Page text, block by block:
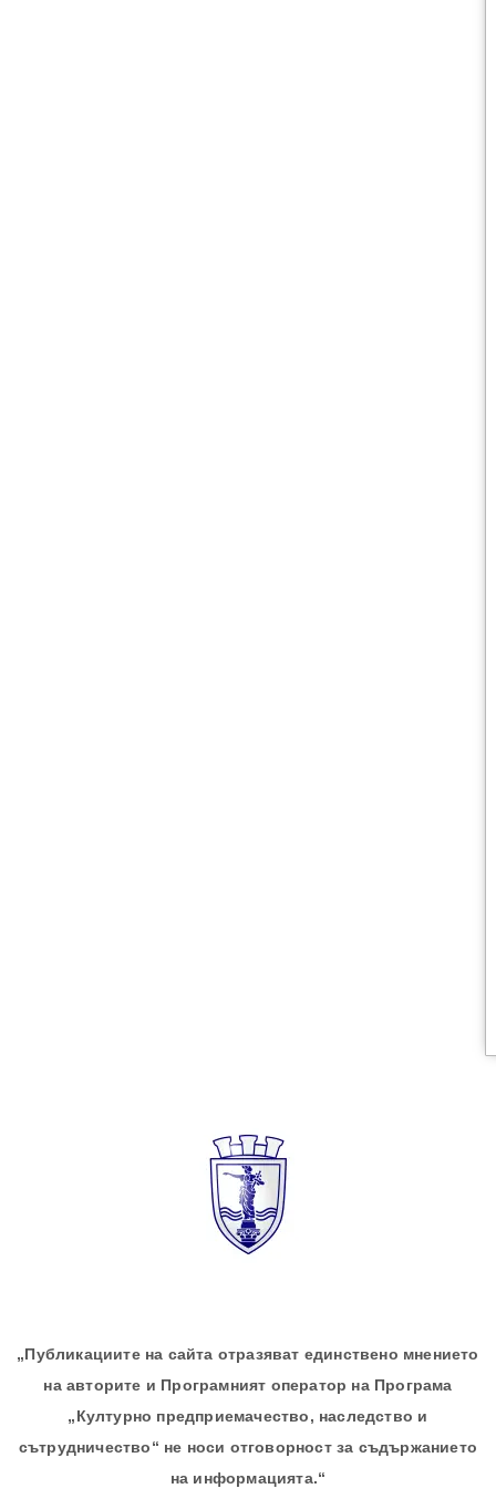
„Публикациите на сайта отразяват единствено мнението
на авторите и Програмният оператор на Програма
„Културно предприемачество, наследство и
сътрудничество“ не носи отговорност за съдържанието
на информацията.“